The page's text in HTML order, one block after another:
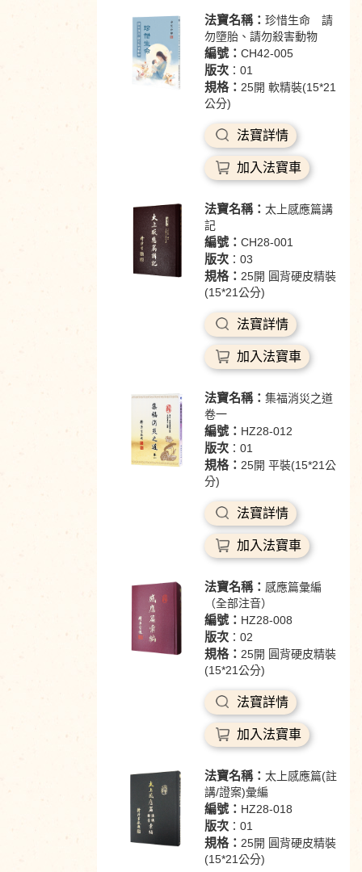
法寶名稱： 珍惜生命 請
勿墮胎、請勿殺害動物
編號： CH42-005
版次：01
規格： 25開 軟精裝(15*21
公分)
法寶詳情
加入法寶車
法寶名稱： 太上感應篇講
記
編號： CH28-001
版次：03
規格： 25開 圓背硬皮精裝
(15*21公分)
法寶詳情
加入法寶車
法寶名稱： 集福消災之道
卷一
編號： HZ28-012
版次：01
規格： 25開 平裝(15*21公
分)
法寶詳情
加入法寶車
法寶名稱： 感應篇彙編
（全部注音）
編號： HZ28-008
版次：02
規格： 25開 圓背硬皮精裝
(15*21公分)
法寶詳情
加入法寶車
法寶名稱： 太上感應篇(註
講/證案)彙編
編號： HZ28-018
版次：01
規格： 25開 圓背硬皮精裝
(15*21公分)